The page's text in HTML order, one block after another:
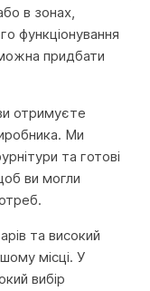
в зонах,
функціонування
придбати
отримуєте
Ми
та готові
ви могли
та високий
місці. У
вибір